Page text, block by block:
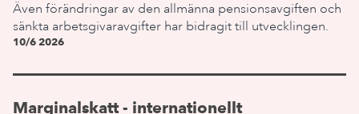
Även förändringar av den allmänna pensionsavgiften och
sänkta arbetsgivaravgifter har bidragit till utvecklingen.
10/6 2026
Marginalskatt - internationellt